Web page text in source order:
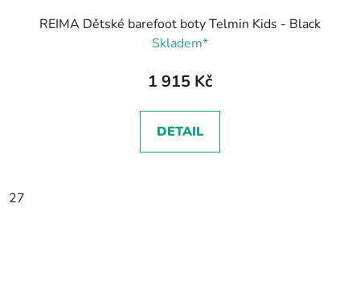
REIMA Dětské barefoot boty Telmin Kids - Black
Skladem*
1 915 Kč
DETAIL
27